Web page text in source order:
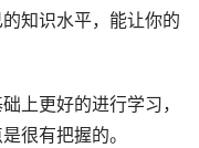
知识水平，能让你的
上更好的进行学习，
很有把握的。